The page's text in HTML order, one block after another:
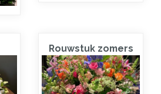
Rouwstuk zomers